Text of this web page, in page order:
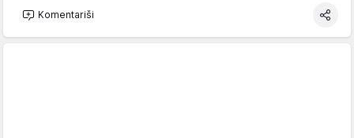
Komentariši